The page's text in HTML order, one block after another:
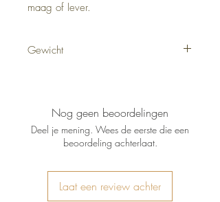
maag of lever.
Gewicht
Nog geen beoordelingen
Deel je mening. Wees de eerste die een
beoordeling achterlaat.
Laat een review achter